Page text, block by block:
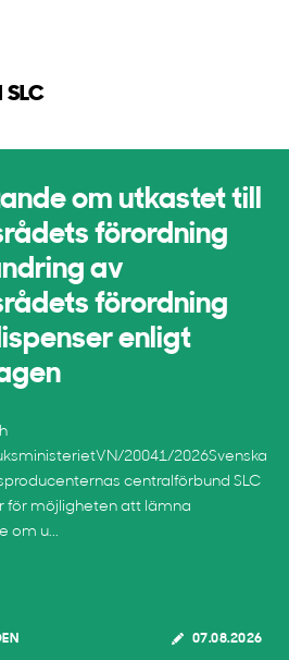
SLC
om utkastet till
förordning
av
förordning
enligt
20041/2026Svenska
centralförbund SLC
för möjligheten att lämna
om u...
07.08.2026